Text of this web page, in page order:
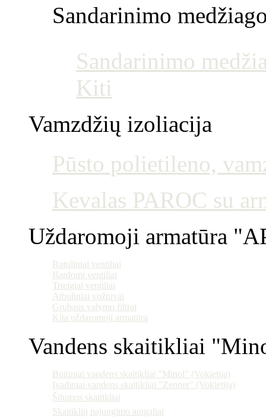
Sandarinimo
Sandarinimo
Kiti
Vamzdžių izoliacija
Pūsto polietileno,
Kevalas PAROC su
Uždaromoji armatūra
Rutuliniai ventiliai
Išardomi ventiliai
Trieigiai ventiliai
Atbuliniai vožtuvai
Grubaus valymo filtrai
Kita uždaromoji armatūra
Vandens skaitikliai
Buitiniai vandens skaitikliai "Minol" (Vokietija)
Įvadiniai vandens skaitikliai "Zenner" (Vokietija)
Šilumos skaitikliai
Skaitiklių pajungimo antgaliai